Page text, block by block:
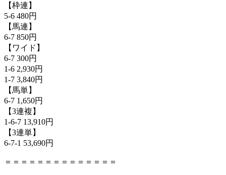
【枠連】
5-6 480円
【馬連】
6-7 850円
【ワイド】
6-7 300円
1-6 2,930円
1-7 3,840円
【馬単】
6-7 1,650円
【3連複】
1-6-7 13,910円
【3連単】
6-7-1 53,690円
＝＝＝＝＝＝＝＝＝＝＝＝＝＝